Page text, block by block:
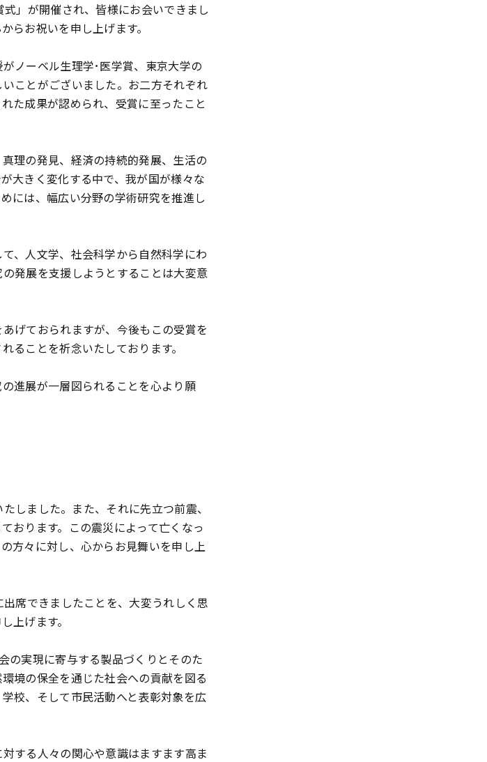
」が開催され、皆様にお会いできまし
らお祝いを申し上げます。
ノーベル生理学･医学賞、東京大学の
ことがございました。お二方それぞれ
た成果が認められ、受賞に至ったこと
理の発見、経済の持続的発展、生活の
大きく変化する中で、我が国が様々な
には、幅広い分野の学術研究を推進し
、人文学、社会科学から自然科学にわ
発展を支援しようとすることは大変意
げておられますが、今後もこの受賞を
ることを祈念いたしております。
進展が一層図られることを心より願
しました。また、それに先立つ前震、
おります。この震災によって亡くなっ
方々に対し、心からお見舞いを申し上
席できましたことを、大変うれしく思
上げます。
の実現に寄与する製品づくりとそのた
境の保全を通じた社会への貢献を図る
校、そして市民活動へと表彰対象を広
する人々の関心や意識はますます高ま